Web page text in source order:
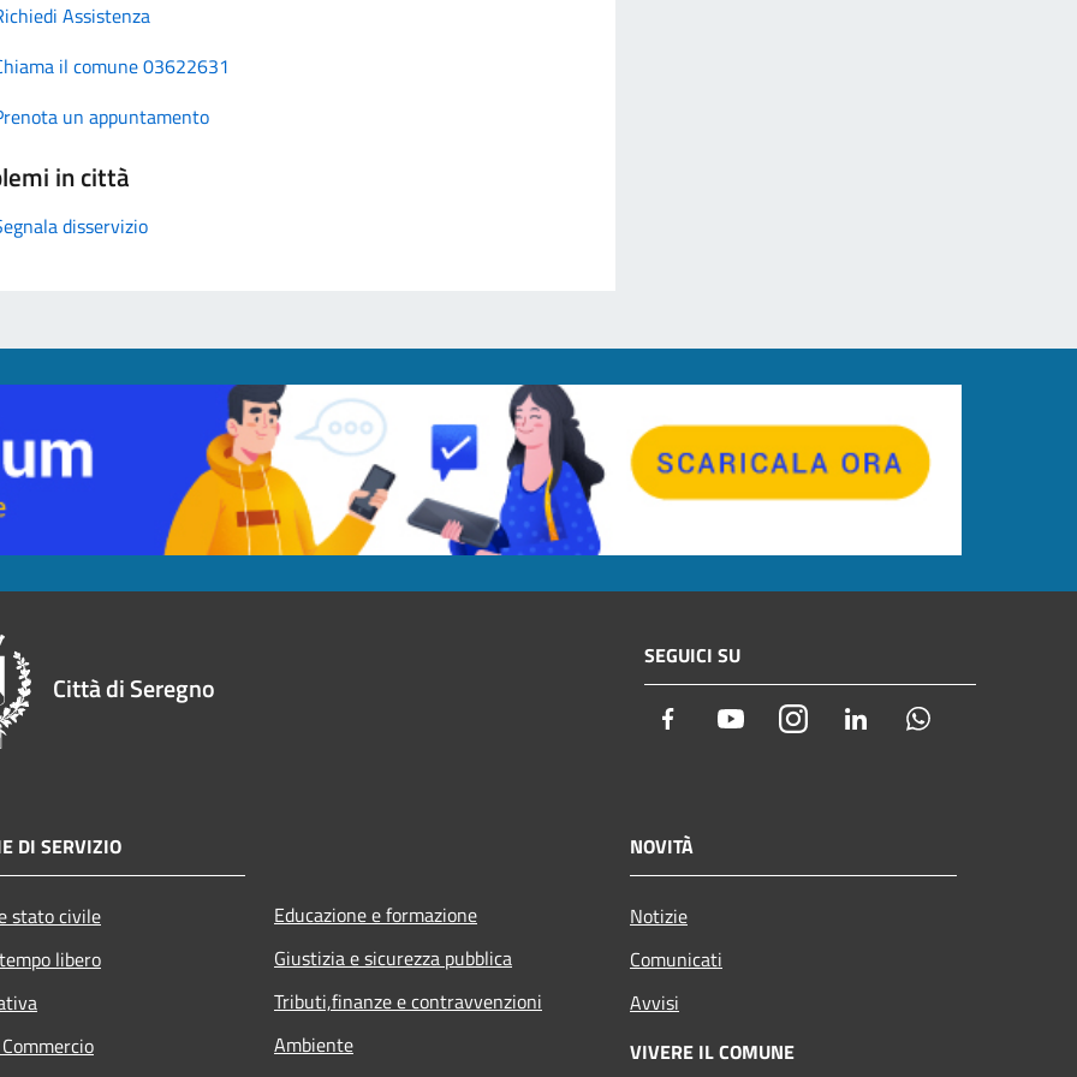
Assistenza
il comune 03622631
un appuntamento
in città
disservizio
Città di Seregno
SEGUICI SU
Facebook YoutubeInstagramLinkedIn
DI SERVIZIO
stato civile
libero
Educazione e formazione
Giustizia e sicurezza pubblica
Tributi,finanze e contravvenzioni
Ambiente
NOVITÀ
Notizie
Comunicati
Avvisi
VIVERE IL COMUNE